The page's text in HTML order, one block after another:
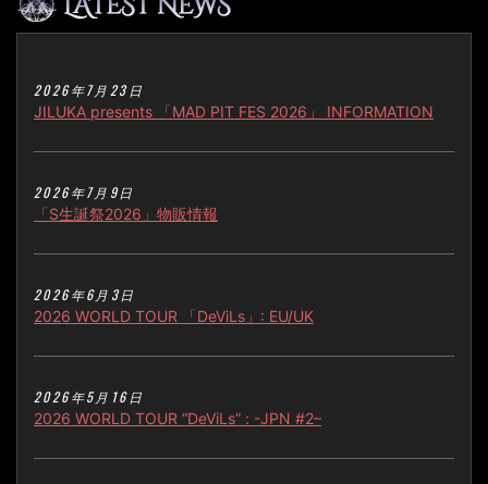
2026年7月23日
JILUKA presents 「MAD PIT FES 2026」 INFORMATION
2026年7月9日
「S生誕祭2026」物販情報
2026年6月3日
2026 WORLD TOUR 「DeViLs」: EU/UK
2026年5月16日
2026 WORLD TOUR “DeViLs” : -JPN #2–